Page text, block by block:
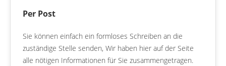
Per Post
Sie können einfach ein formloses Schreiben an die
zuständige Stelle senden, Wir haben hier auf der Seite
alle nötigen Informationen für Sie zusammengetragen.